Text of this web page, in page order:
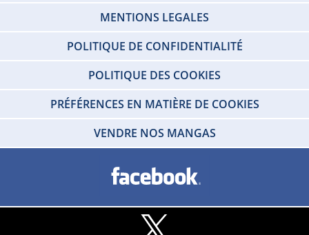
MENTIONS LEGALES
POLITIQUE DE CONFIDENTIALITÉ
POLITIQUE DES COOKIES
PRÉFÉRENCES EN MATIÈRE DE COOKIES
VENDRE NOS MANGAS